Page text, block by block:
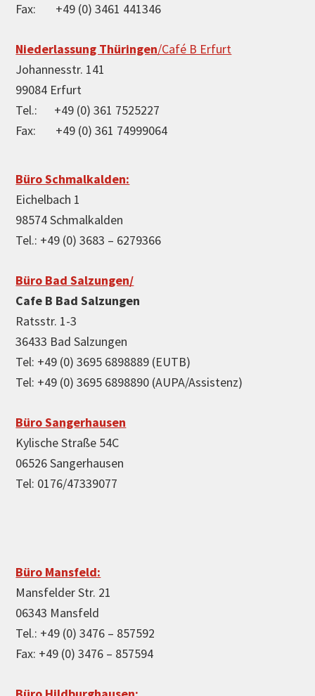
Fax: +49 (0) 3461 441346
Niederlassung Thüringen/Café B Erfurt
Johannesstr. 141
99084 Erfurt
Tel.: +49 (0) 361 7525227
Fax: +49 (0) 361 74999064
Büro Schmalkalden:
Eichelbach 1
98574 Schmalkalden
Tel.: +49 (0) 3683 – 6279366
Büro Bad Salzungen/
Cafe B Bad Salzungen
Ratsstr. 1-3
36433 Bad Salzungen
Tel: +49 (0) 3695 6898889 (EUTB)
Tel: +49 (0) 3695 6898890 (AUPA/Assistenz)
Büro Sangerhausen
Kylische Straße 54C
06526 Sangerhausen
Tel: 0176/47339077
Büro Mansfeld:
Mansfelder Str. 21
06343 Mansfeld
Tel.: +49 (0) 3476 – 857592
Fax: +49 (0) 3476 – 857594